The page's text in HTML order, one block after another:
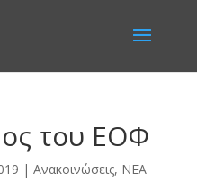
του ΕΟΦ
| Ανακοινώσεις, ΝΕΑ